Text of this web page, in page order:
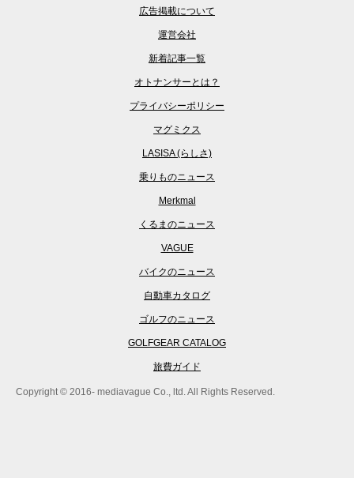
広告掲載について
運営会社
新着記事一覧
オトナンサーとは？
プライバシーポリシー
マグミクス
LASISA (らしさ)
乗りものニュース
Merkmal
くるまのニュース
VAGUE
バイクのニュース
自動車カタログ
ゴルフのニュース
GOLFGEAR CATALOG
旅費ガイド
Copyright © 2016- mediavague Co., ltd. All Rights Reserved.